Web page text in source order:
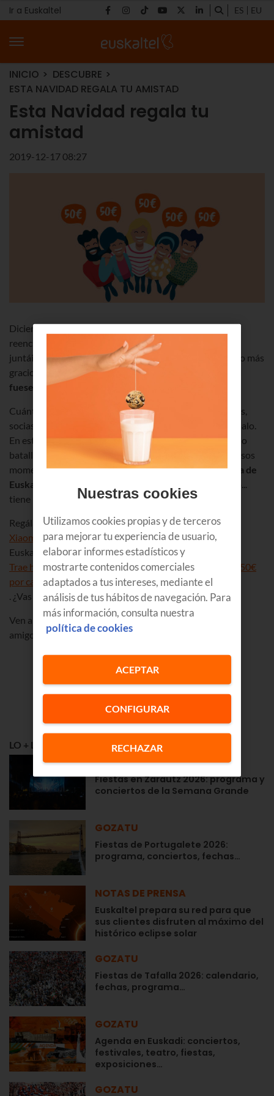
Ir a Euskaltel ES EU
INICIO
DESCUBRE
ESTA NAVIDAD REGALA TU AMISTAD
Esta Navidad regala tu
amistad
2019-12-17 08:27
Diciembre es el mes de la amistad por excelencia. Te
reencuentras con los de la cuadrilla que están fuera, os
juntáis para comidas que acaban en cenas y os regaláis lo más
gracioso del Tiger por el amigo invisible.
fuese lo mejor que les puedes regalar?
Cuántas veces los colegas, camaradas, compis, hermanos,
socias, han estado ahí apoyándote en lo bueno y en lo malo.
En estas fechas os juntáis y os echáis unas risas contando
batallitas hasta el amanecer. ¿Cómo devolverles todos esos
momentos?Regalándoles un buen ahorro en su factura de
Euskaltel
. ¡Como lo oyes! Y es que quien tiene un amigo...
tiene un descuentazo. Así, de colegueo.
Regálale a tu amigo del alma, un
Xiaomi Mi 9 o un Honor 20 Litey si se hace cliente de
Euskaltel, tú también te llevas un regalo.
Trae hasta 5 amigos a Euskaltel y llévate descuentos de 50€
por cada uno
. ¿Vas a ser uno de ellos?
Ven a Euskaltel y conviértete en el mejor amigo de tus
amigos. ¡El mejor regalo de estas Navidades!
LO + LEÍDO
GOZATU
Fiestas en Zarautz 2026: programa y
conciertos de la Semana Grande
GOZATU
Fiestas de Portugalete 2026:
programa, conciertos, fechas…
NOTAS DE PRENSA
Euskaltel prepara su red para que
sus clientes disfruten al máximo del
histórico eclipse solar
GOZATU
Fiestas de Tafalla 2026: calendario,
fechas, programa…
GOZATU
Agenda en Euskadi: conciertos,
festivales, teatro, fiestas,
exposiciones…
GOZATU
Nuestras cookies
Utilizamos cookies propias y de terceros
para mejorar tu experiencia de usuario,
elaborar informes estadísticos y
mostrarte contenidos comerciales
adaptados a tus intereses, mediante el
análisis de tus hábitos de navegación. Para
más información, consulta nuestra
política de cookies
CONFIGURAR
RECHAZAR
ACEPTAR